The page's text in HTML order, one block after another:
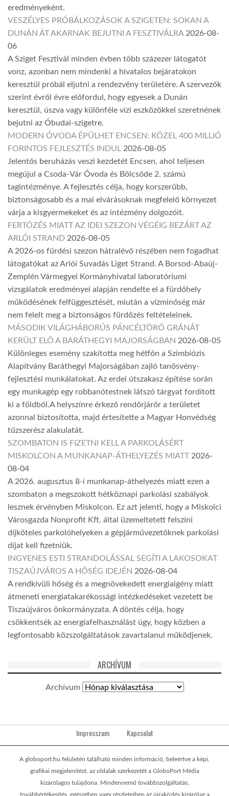
eredményeként.
VESZÉLYES PRÓBÁLKOZÁSOK A SZIGETEN: SOKAN A
DUNÁN ÁT AKARNAK BEJUTNI A FESZTIVÁLRA 2026-08-
06
A Sziget Fesztivál minden évben több százezer látogatót
vonz, azonban nem mindenki a hivatalos bejáratokon
keresztül próbál eljutni a rendezvény területére. A szervezők
szerint évről évre előfordul, hogy egyesek a Dunán
keresztül, úszva vagy különféle vízi eszközökkel szeretnének
bejutni az Óbudai-szigetre.
MODERN ÓVODA ÉPÜLHET ENCSEN: KÖZEL 400 MILLIÓ
FORINTOS FEJLESZTÉS INDUL 2026-08-05
Jelentős beruházás veszi kezdetét Encsen, ahol teljesen
megújul a Csoda-Vár Óvoda és Bölcsőde 2. számú
tagintézménye. A fejlesztés célja, hogy korszerűbb,
biztonságosabb és a mai elvárásoknak megfelelő környezet
várja a kisgyermekeket és az intézmény dolgozóit.
FERTŐZÉS MIATT AZ IDEI SZEZON VÉGÉIG BEZÁRT AZ
ARLÓI STRAND 2026-08-05
A 2026-os fürdési szezon hátralévő részében nem fogadhat
látogatókat az Arlói Suvadás Liget Strand. A Borsod-Abaúj-
Zemplén Vármegyei Kormányhivatal laboratóriumi
vizsgálatok eredményei alapján rendelte el a fürdőhely
működésének felfüggesztését, miután a vízminőség már
nem felelt meg a biztonságos fürdőzés feltételeinek.
MÁSODIK VILÁGHÁBORÚS PÁNCÉLTÖRŐ GRÁNÁT
KERÜLT ELŐ A BARÁTHEGYI MAJORSÁGBAN 2026-08-05
Különleges esemény szakította meg hétfőn a Szimbiózis
Alapítvány Baráthegyi Majorságában zajló tanösvény-
fejlesztési munkálatokat. Az erdei útszakasz építése során
egy munkagép egy robbanótestnek látszó tárgyat fordított
ki a földből.A helyszínre érkező rendőrjárőr a területet
azonnal biztosította, majd értesítette a Magyar Honvédség
tűzszerész alakulatát.
SZOMBATON IS FIZETNI KELL A PARKOLÁSÉRT
MISKOLCON A MUNKANAP-ÁTHELYEZÉS MIATT 2026-
08-04
A 2026. augusztus 8-i munkanap-áthelyezés miatt ezen a
szombaton a megszokott hétköznapi parkolási szabályok
lesznek érvényben Miskolcon. Ez azt jelenti, hogy a Miskolci
Városgazda Nonprofit Kft. által üzemeltetett felszíni
díjköteles parkolóhelyeken a gépjárművezetőknek parkolási
díjat kell fizetniük.
INGYENES ESTI STRANDOLÁSSAL SEGÍTI A LAKOSOKAT
TISZAÚJVÁROS A HŐSÉG IDEJÉN 2026-08-04
A rendkívüli hőség és a megnövekedett energiaigény miatt
átmeneti energiatakarékossági intézkedéseket vezetett be
Tiszaújváros önkormányzata. A döntés célja, hogy
csökkentsék az energiafelhasználást úgy, hogy közben a
legfontosabb közszolgáltatások zavartalanul működjenek.
ARCHÍVUM
Archívum
Impresszum Kapcsolat
A globoport.hu felületén található minden információ, beleértve a képi,
grafikai megjelenítést, az oldalak szerkezetét a GloboPort Média
kizárólagos tulajdona. Mindennemű továbbszolgáltatás,
továbbértékesítés, egészében vagy részleteiben az újraközlés kizárólag a